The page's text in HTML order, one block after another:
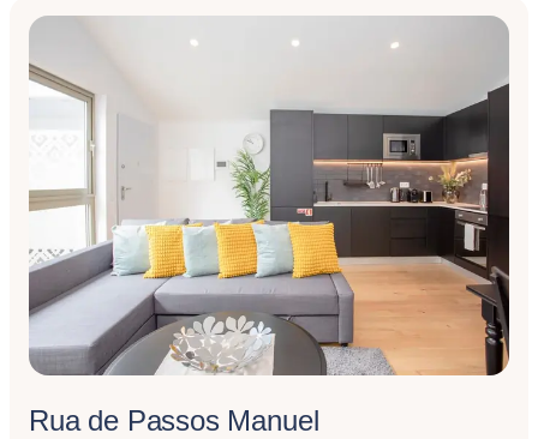
Rua de Passos Manuel